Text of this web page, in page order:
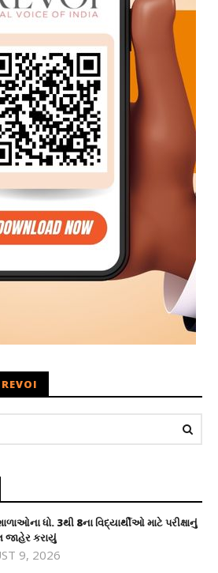
ધો. 3થી 8ના વિદ્યાર્થીઓ માટે પરીક્ષાનું
જાહેર કરાયું
9, 2026